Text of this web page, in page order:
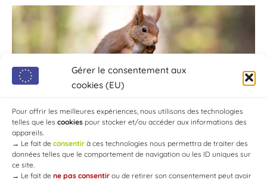
Gérer le consentement aux
cookies (EU)
Pour offrir les meilleures expériences, nous utilisons des technologies
telles que les cookies pour stocker et/ou accéder aux informations des
appareils.
→ Le fait de consentir à ces technologies nous permettra de traiter des
données telles que le comportement de navigation ou les ID uniques sur
ce site.
→ Le fait de ne pas consentir ou de retirer son consentement peut avoir